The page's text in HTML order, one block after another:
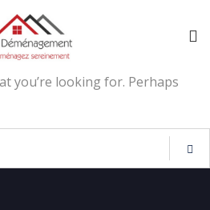
you’re looking for. Perhaps